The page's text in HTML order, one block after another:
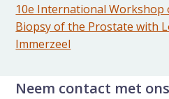
10e International Workshop
Biopsy of the Prostate with
Immerzeel
Neem contact met